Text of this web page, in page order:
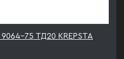
75 ТД20 KREPSTA